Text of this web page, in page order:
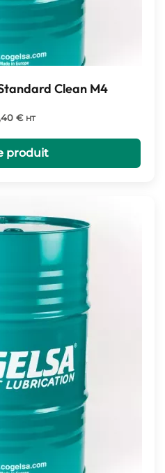
Clean M4
€Plage
107,00 €
à
HT
produit